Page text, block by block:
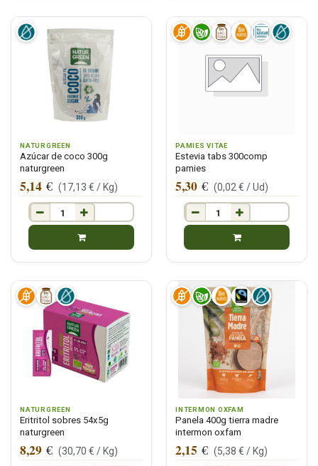
NATURGREEN
Azúcar de coco 300g
naturgreen
5,14 € (17,13 € / Kg)
PAMIES VITAE
Estevia tabs 300comp
pamies
5,30 € (0,02 € /Ud)
NATURGREEN
Eritritol sobres 54x5g
naturgreen
8,29 € (30,70 € / Kg)
INTERMON OXFAM
Panela 400g tierra madre
intermon oxfam
2,15 € (5,38 € / Kg)